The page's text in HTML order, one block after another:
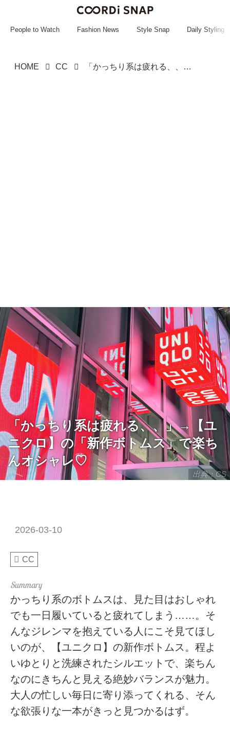
~~~~~~~~~~~
People to Watch Fashion News Style Snap Daily Styling
HOME CC 「かっちり系は疲れる、、」→【ユニクロ】の「新作ボトムス」で楽ちんオシャレ♡
出典：CS
「かっちり系は疲れる、、」→【ユ
ニクロ】の「新作ボトムス」で楽ち
んオシャレ♡
2026-03-10
CC
かっちり系のボトムスは、見た目はおしゃれ
でも一日履いていると疲れてしまう……。そ
んなジレンマを抱えている人にこそ見てほし
いのが、【ユニクロ】の新作ボトムス。程よ
いゆとりと洗練されたシルエットで、楽ちん
なのにきちんと見える絶妙バランスが魅力。
大人の忙しい毎日に寄り添ってくれる、そん
な欲張りな一本がきっと見つかるはず。